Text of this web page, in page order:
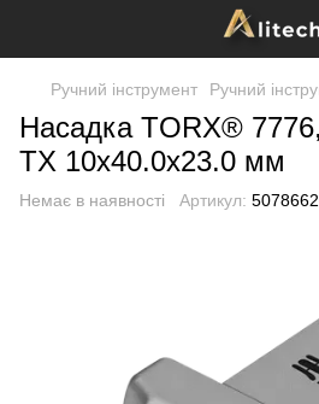
Ручний інструмент Ручний
Насадка TORX®
TX 10x40.0x23.0 мм
Немає в наявності Артикул: